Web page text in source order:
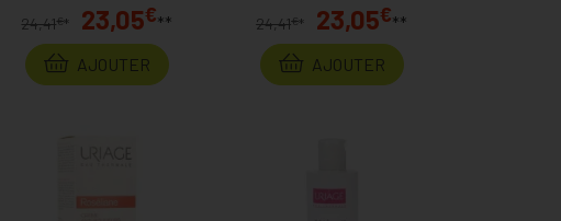
24,41€* 23,05€**
AJOUTER
24,41€* 23,05€**
AJOUTER